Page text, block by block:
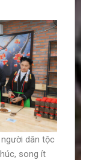
dân tộc
song ít